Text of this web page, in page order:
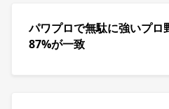
パワプロで無駄に強いプ
87%が一致